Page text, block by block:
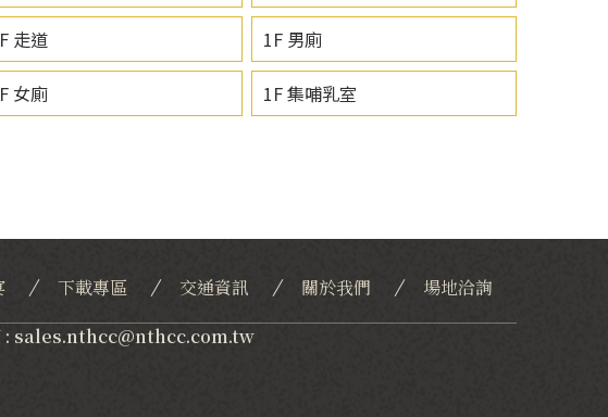
走道 1F 男廁
女廁 1F 集哺乳室
下載專區 交通資訊 關於我們
場地洽詢
: sales.nthcc@nthcc.com.tw